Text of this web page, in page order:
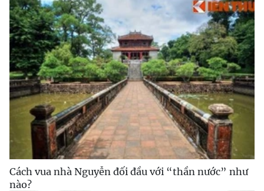
Cách vua nhà Nguyễn đối đầu với “thần nước” như
nào?